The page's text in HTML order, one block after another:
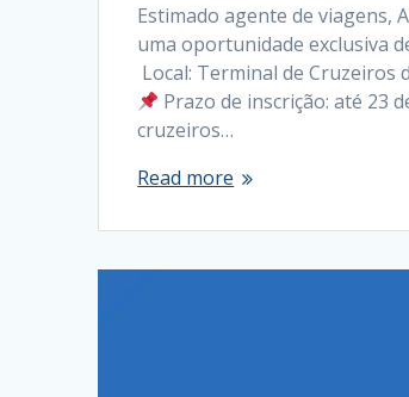
Estimado agente de viagens,
uma oportunidade exclusiva
Local: Terminal de Cruzeiros
Prazo de inscrição: até 23
cruzeiros…
Read more